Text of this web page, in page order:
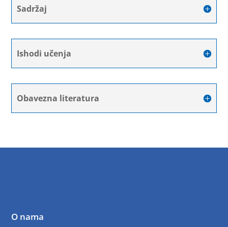
Sadržaj
Ishodi učenja
Obavezna literatura
O nama